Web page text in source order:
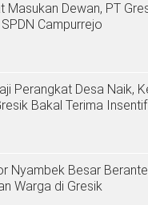
Masukan Dewan, PT
Campurrejo
Perangkat Desa Naik,
Bakal Terima Insentif
Nyambek Besar
Warga di Gresik